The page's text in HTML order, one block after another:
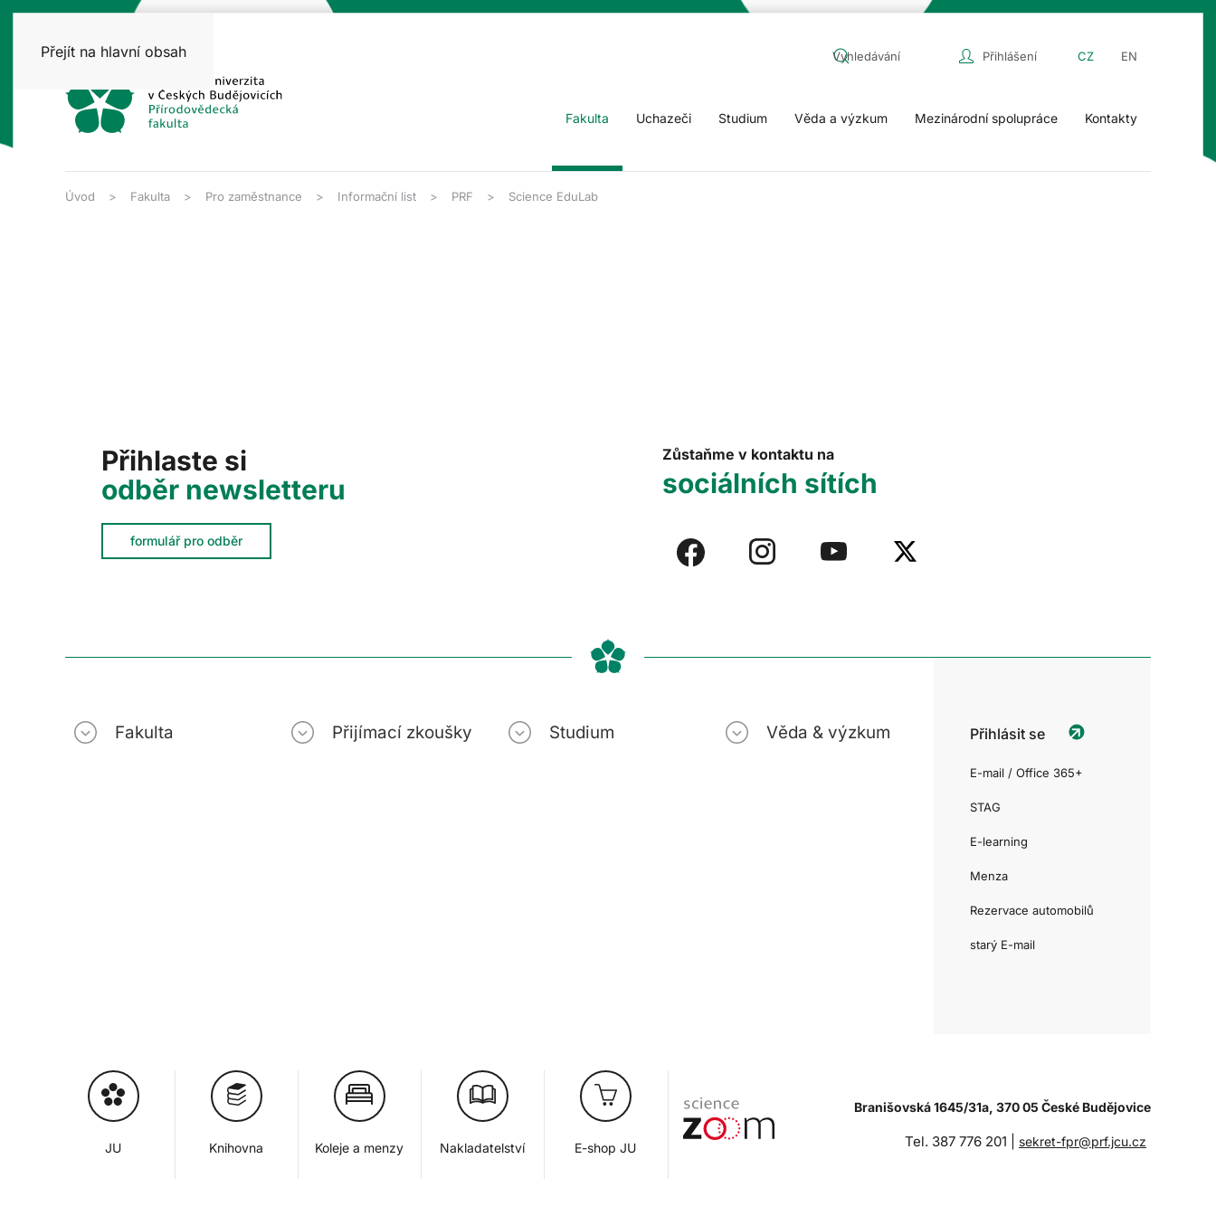
Přejít na hlavní obsah Přihlášení CZ EN
Fakulta Uchazeči Studium Věda a výzkum Mezinárodní spolupráce Kontakty
Úvod Fakulta Pro zaměstnance Informační list PRF Science EduLab
Přihlaste si
odběr newsletteru
formulář pro odběr
Zůstaňme v kontaktu na
sociálních sítích
Fakulta Přijímací zkoušky Studium Věda & výzkum Přihlásit se
E-mail / Office 365+
STAG
E-learning
Menza
Rezervace automobilů
starý E-mail
JU Knihovna Koleje a menzy Nakladatelství E-shop JU
Branišovská 1645/31a, 370 05 České Budějovice
Tel. 387 776 201 | sekret-fpr@prf.jcu.cz